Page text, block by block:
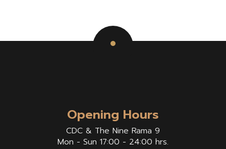
Opening Hours
CDC & The Nine Rama 9
Mon - Sun 17:00 - 24:00 hrs.